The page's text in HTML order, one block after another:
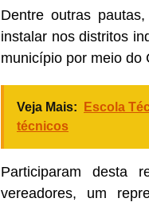
Dentre outras
instalar nos distritos
município por meio do
Veja Mais:
Escola
técnicos
Participaram desta
vereadores, um